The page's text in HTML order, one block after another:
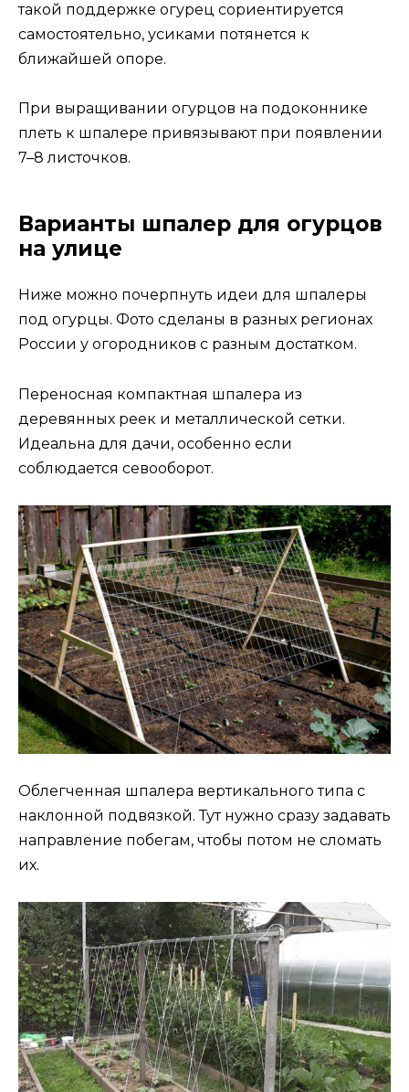
такой поддержке огурец сориентируется
самостоятельно, усиками потянется к
ближайшей опоре.
При выращивании огурцов на подоконнике
плеть к шпалере привязывают при появлении
7–8 листочков.
Варианты шпалер для огурцов
на улице
Ниже можно почерпнуть идеи для шпалеры
под огурцы. Фото сделаны в разных регионах
России у огородников с разным достатком.
Переносная компактная шпалера из
деревянных реек и металлической сетки.
Идеальна для дачи, особенно если
соблюдается севооборот.
Облегченная шпалера вертикального типа с
наклонной подвязкой. Тут нужно сразу задавать
направление побегам, чтобы потом не сломать
их.